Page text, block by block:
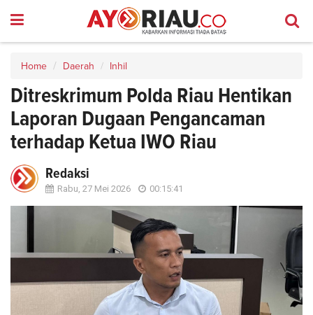
Home Daerah Inhil
Ditreskrimum Polda Riau Hentikan
Laporan Dugaan Pengancaman
terhadap Ketua IWO Riau
Redaksi
Rabu, 27 Mei 2026 00:15:41